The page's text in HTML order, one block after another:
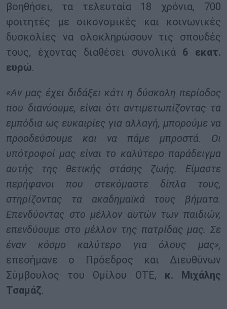
βοηθήσει, τα τελευταία 18 χρόνια, 700
φοιτητές με οικονομικές και κοινωνικές
δυσκολίες να ολοκληρώσουν τις σπουδές
τους, έχοντας διαθέσει συνολικά 6 εκατ.
ευρώ.
«Αν μας έχει διδάξει κάτι η δύσκολη περίοδος
που διανύουμε, είναι ότι αντιμετωπίζοντας τα
εμπόδια ως ευκαιρίες για αλλαγή, μπορούμε να
προοδεύσουμε και να πάμε μπροστά. Οι
υπότροφοί μας είναι το καλύτερο παράδειγμα
αυτής της θετικής στάσης ζωής. Είμαστε
περήφανοι που στεκόμαστε δίπλα τους,
στηρίζοντας τα ακαδημαϊκά τους βήματα.
Επενδύοντας στο μέλλον αυτών των παιδιών,
επενδύουμε στο μέλλον της πατρίδας μας. Σε
έναν κόσμο καλύτερο για όλους μας»,
επεσήμανε ο Πρόεδρος και Διευθύνων
Σύμβουλος του Ομίλου ΟΤΕ, κ. Μιχάλης
Τσαμάζ.